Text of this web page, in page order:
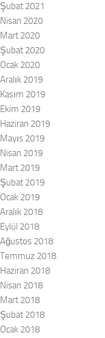
Şubat 2021
Nisan 2020
Mart 2020
Şubat 2020
Ocak 2020
Aralık 2019
Kasım 2019
Ekim 2019
Haziran 2019
Mayıs 2019
Nisan 2019
Mart 2019
Şubat 2019
Ocak 2019
Aralık 2018
Eylül 2018
Ağustos 2018
Temmuz 2018
Haziran 2018
Nisan 2018
Mart 2018
Şubat 2018
Ocak 2018